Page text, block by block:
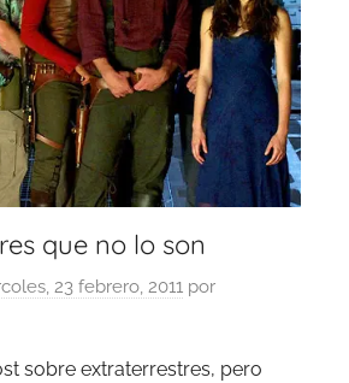
que no lo son
23 febrero, 2011 por
sobre extraterrestres, pero